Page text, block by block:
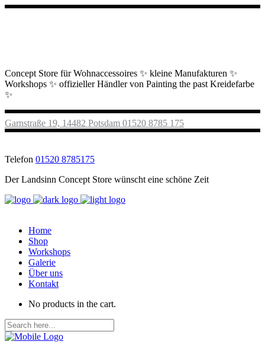
Concept Store für Wohnaccessoires ✨ kleine Manufakturen ✨
Workshops ✨ offizieller Händler von Painting the past Kreidefarbe
✨
Garnstraße 19, 14482 Potsdam 01520 8785 175
Telefon 01520 8785175
Der Landsinn Concept Store wünscht eine schöne Zeit
Home
Shop
Workshops
Galerie
Über uns
Kontakt
No products in the cart.